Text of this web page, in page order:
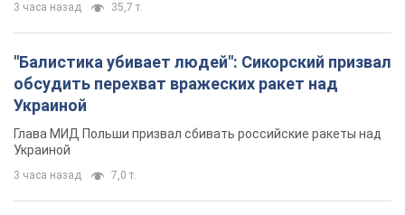
3 часа назад 35,7 т.
"Балистика убивает людей": Сикорский призвал
обсудить перехват вражеских ракет над
Украиной
Глава МИД Польши призвал сбивать российские ракеты над
Украиной
3 часа назад 7,0 т.